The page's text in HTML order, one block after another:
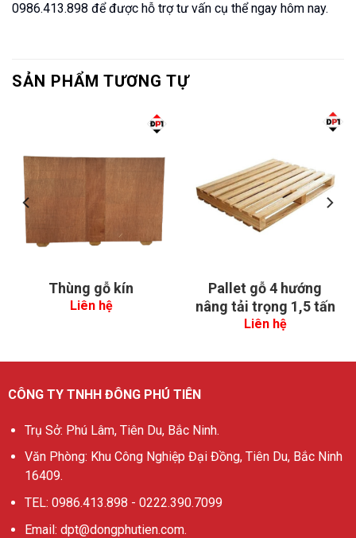
0986.413.898 để được hỗ trợ tư vấn cụ thể ngay hôm nay.
SẢN PHẨM TƯƠNG TỰ
Thùng gỗ kín
Liên hệ
Pallet gỗ 4 hướng
nâng tải trọng 1,5 tấn
Liên hệ
CÔNG TY TNHH ĐÔNG PHÚ TIÊN
Trụ Sở: Phú Lâm, Tiên Du, Bắc Ninh.
Văn Phòng: Khu Công Nghiệp Đại Đồng, Tiên Du, Bắc Ninh
16409.
TEL: 0986.413.898 - 0222.390.7099
Email: dpt@dongphutien.com.